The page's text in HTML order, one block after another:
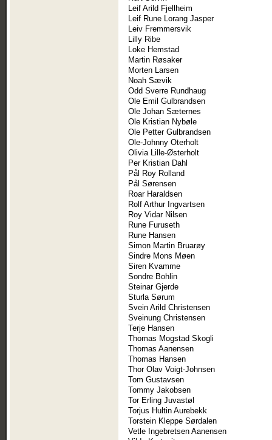
Leif Arild Fjellheim
Leif Rune Lorang Jasper
Leiv Fremmersvik
Lilly Ribe
Loke Hemstad
Martin Røsaker
Morten Larsen
Noah Sævik
Odd Sverre Rundhaug
Ole Emil Gulbrandsen
Ole Johan Sæternes
Ole Kristian Nybøle
Ole Petter Gulbrandsen
Ole-Johnny Oterholt
Olivia Lille-Østerholt
Per Kristian Dahl
Pål Roy Rolland
Pål Sørensen
Roar Haraldsen
Rolf Arthur Ingvartsen
Roy Vidar Nilsen
Rune Furuseth
Rune Hansen
Simon Martin Bruarøy
Sindre Mons Møen
Siren Kvamme
Sondre Bohlin
Steinar Gjerde
Sturla Sørum
Svein Arild Christensen
Sveinung Christensen
Terje Hansen
Thomas Mogstad Skogli
Thomas Aanensen
Thomas Hansen
Thor Olav Voigt-Johnsen
Tom Gustavsen
Tommy Jakobsen
Tor Erling Juvastøl
Torjus Hultin Aurebekk
Torstein Kleppe Sørdalen
Vetle Ingebretsen Aanensen